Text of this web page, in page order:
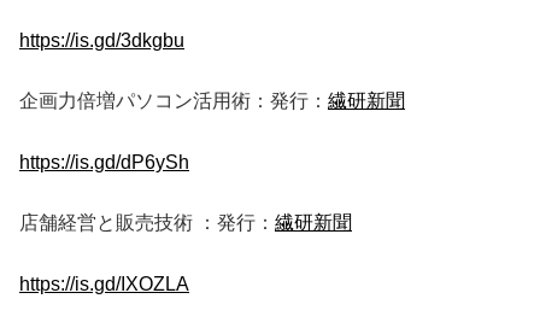
https://is.gd/3dkgbu
企画力倍増パソコン活用術：発行： 繊研新聞
https://is.gd/dP6ySh
店舗経営と販売技術 ：発行： 繊研新聞
https://is.gd/IXOZLA